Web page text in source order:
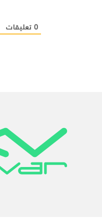
0 تعليقات